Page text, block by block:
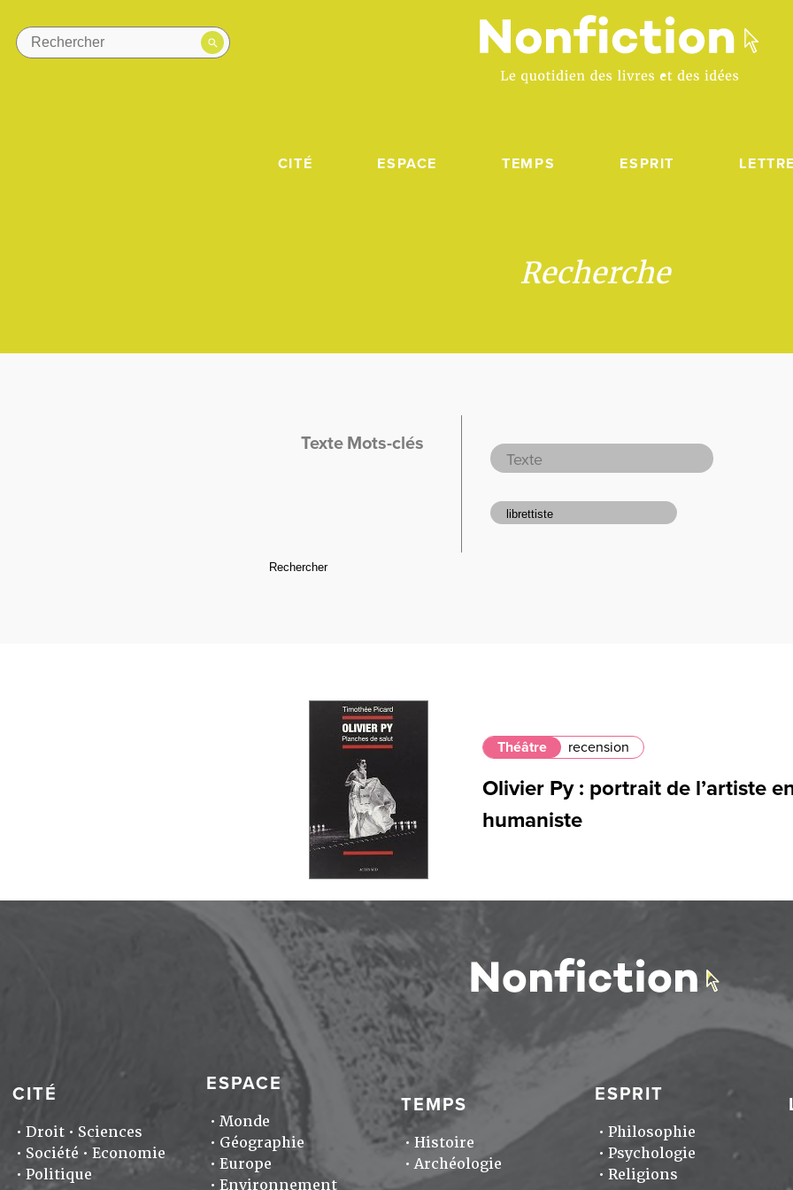
CITÉ ESPACE TEMPS ESPRIT
Recherche
Texte Mots-clés
Théâtre recension
Olivier Py : portrait de l’artiste
humaniste
CITÉ
Droit
Sciences
Société
Economie
Politique
ESPACE
Monde
Géographie
Europe
Environnement
TEMPS
Histoire
Archéologie
ESPRIT
Philosophie
Psychologie
Religions